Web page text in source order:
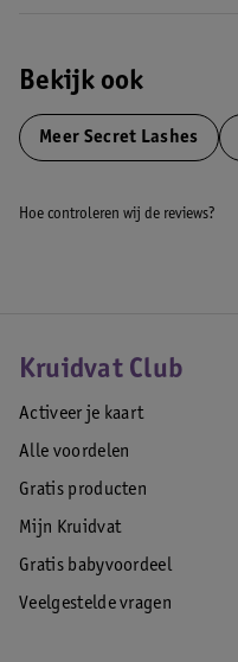
EAN code:8720604342772
Bekijk ook
Meer Secret Lashes
Hoe controleren wij de reviews?
Kruidvat Club
Activeer je kaart
Alle voordelen
Gratis producten
Mijn Kruidvat
Gratis babyvoordeel
Veelgestelde vragen